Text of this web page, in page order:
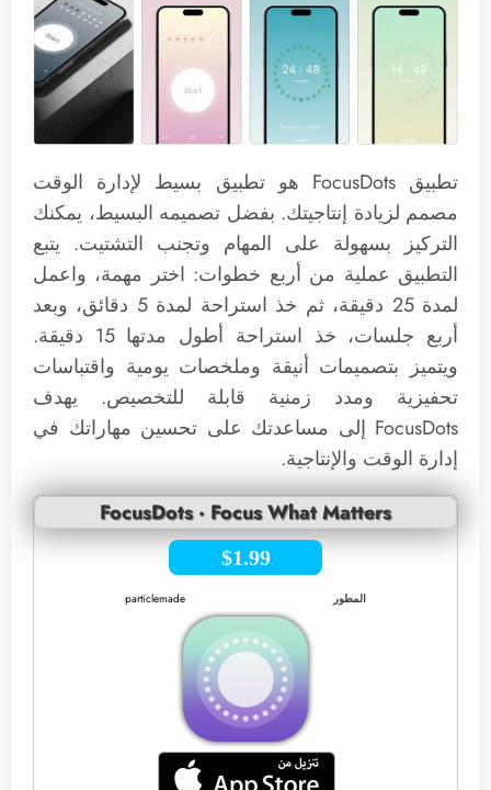
تطبيق FocusDots هو تطبيق بسيط لإدارة الوقت
مصمم لزيادة إنتاجيتك. بفضل تصميمه البسيط، يمكنك
التركيز بسهولة على المهام وتجنب التشتيت. يتبع
التطبيق عملية من أربع خطوات: اختر مهمة، واعمل
لمدة 25 دقيقة، ثم خذ استراحة لمدة 5 دقائق، وبعد
أربع جلسات، خذ استراحة أطول مدتها 15 دقيقة.
ويتميز بتصميمات أنيقة وملخصات يومية واقتباسات
تحفيزية ومدد زمنية قابلة للتخصيص. يهدف
FocusDots إلى مساعدتك على تحسين مهاراتك في
إدارة الوقت والإنتاجية.
‎FocusDots · Focus What Matters
$1.99
المطور particlemade